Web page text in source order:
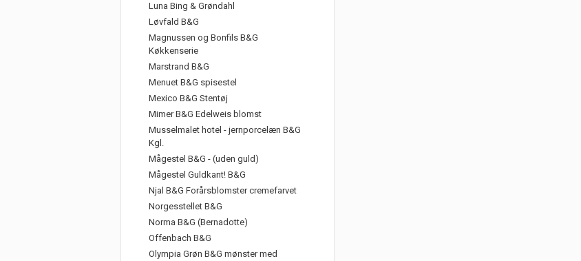
Luna Bing & Grøndahl
Løvfald B&G
Magnussen og Bonfils B&G
Køkkenserie
Marstrand B&G
Menuet B&G spisestel
Mexico B&G Stentøj
Mimer B&G Edelweis blomst
Musselmalet hotel - jernporcelæn B&G
Kgl.
Mågestel B&G - (uden guld)
Mågestel Guldkant! B&G
Njal B&G Forårsblomster cremefarvet
Norgesstellet B&G
Norma B&G (Bernadotte)
Offenbach B&G
Olympia Grøn B&G mønster med